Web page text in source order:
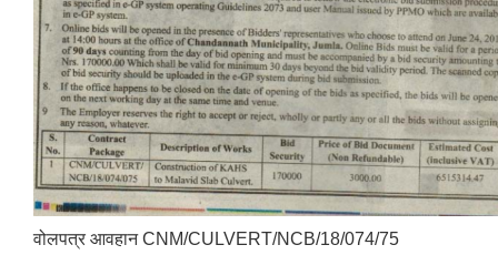
वोलपत्र आवहान CNM/CULVERT/NCB/18/074/75